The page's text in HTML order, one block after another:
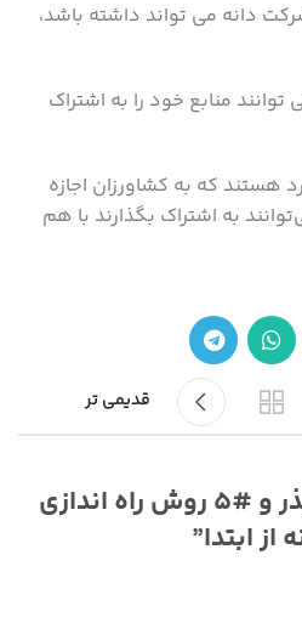
دانه می تواند داشته باشد،
منابع خود را به اشتراک
هستند که به کشاورزان اجازه
به اشتراک بگذارند با هم
قدیمی تر
بذر و #۵ روش راه اندازی
ابتدا”